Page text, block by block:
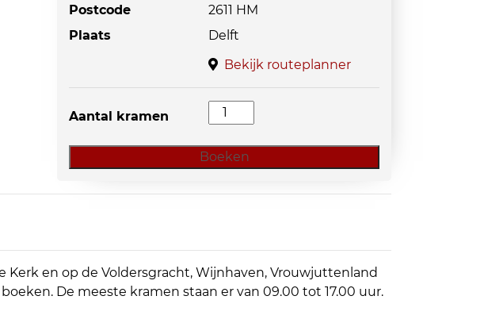
Postcode
2611 HM
Plaats
Delft
Bekijk routeplanner
Aantal kramen
Curiosa
Delft
aantal
Boeken
en op de Voldersgracht, Wijnhaven, Vrouwjuttenland
De meeste kramen staan er van 09.00 tot 17.00 uur.